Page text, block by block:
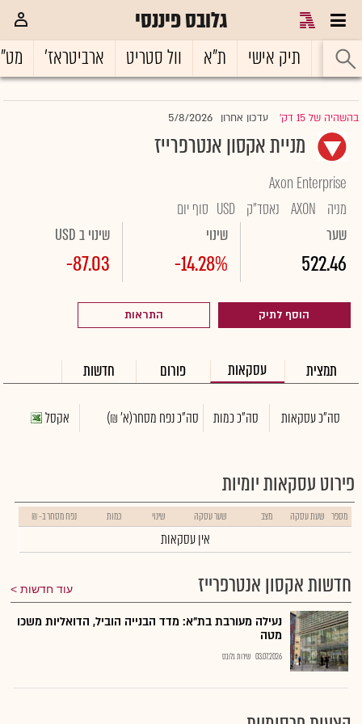
גלובס פיננסי
ראשי תיק אישי ת"א וול סטריט ארביטראז'
בהשהיה של 15 דק' |עדכון אחרון 5/8/2026
מניית אקסון אנטרפרייז
Axon Enterprise
מניה
AXON נאסד"ק USD סוף יום
שער
522.46
שינוי
-14.28%
שינוי ב USD
-87.03
הוסף לתיק התראות
תמצית עסקאות פורום חדשות
סה"כ עסקאות סה"כ כמות סה"כ נפח מסחר(א' ₪) אקסל
פירוט עסקאות יומיות
מספר שעת עסקה מצב שער עסקה שינוי כמות נפח מסחר ב- ₪
אין עסקאות
חדשות אקסון אנטרפרייז עוד חדשות
נעילה מעורבת בת"א: מדד הבנייה הוביל, הדואליות משכו
מטה
03.07.2026 שירות גלובס